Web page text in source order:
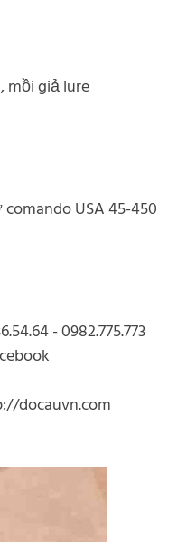
mồi giả lure
USA 45-450
- 0982.775.773
docauvn.com